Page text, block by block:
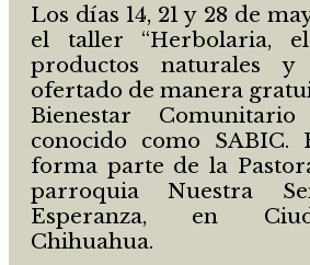
Los días 14, 21 y 28 de
el taller “Herbolaria,
productos naturales y
ofertado de manera
Bienestar
conocido como SABIC.
forma parte de la
parroquia Nuestra
Esperanza, en
Chihuahua.